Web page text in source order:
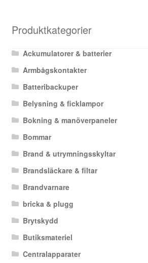
Produktkategorier
Ackumulatorer & batterier
Armbågskontakter
Batteribackuper
Belysning & ficklampor
Bokning & manöverpaneler
Bommar
Brand & utrymningsskyltar
Brandsläckare & filtar
Brandvarnare
bricka & plugg
Brytskydd
Butiksmateriel
Centralapparater